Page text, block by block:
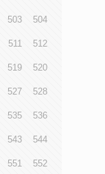
503 504
511 512
519 520
527 528
535 536
543 544
551 552